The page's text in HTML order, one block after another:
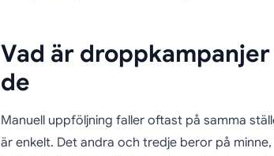
Vad är
de
Manuell uppföljning faller oftast på samma
är enkelt. Det andra och tredje beror på